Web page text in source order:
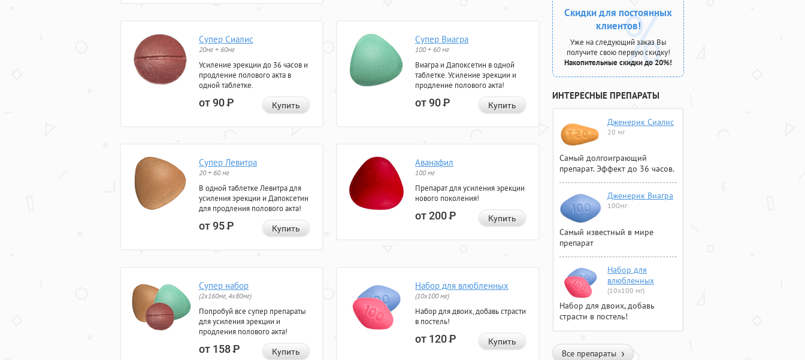
Супер Сиалис
20мг + 60мг
Усиление эрекции до 36 часов и
продление полового акта в
одной таблетке.
от 90Р Купить
Супер Виагра
100 + 60 мг
Виагра и Дапоксетин в одной
таблетке. Усиление эрекции и
продление полового акта!
от 90Р Купить
Супер Левитра
20 + 60 мг
В одной таблетке Левитра для
усиления эрекции и Дапоксетин
для продления полового акта!
от 95Р Купить
Аванафил
100 мг
Препарат для усиления эрекции
нового поколения!
от 200Р Купить
Супер набор
(2х160мг, 4х80мг)
Попробуй все супер препараты
для усиления эрекции и
продления полового акта!
от 158Р Купить
Набор для влюбленных
(10х100 мг)
Набор для двоих, добавь страсти
в постель!
от 120Р Купить
Скидки для постоянных
клиентов!
Уже на следующий заказ Вы
получите свою первую скидку!
Накопительные скидки до 20%!
ИНТЕРЕСНЫЕ ПРЕПАРАТЫ
Дженерик Сиалис
20 мг
Самый долгоиграющий
препарат. Эффект до 36 часов.
Дженерик Виагра
100мг
Самый известный в мире
препарат
Набор для
влюбленных
(10х100 мг)
Набор для двоих, добавь
страсти в постель!
Все препараты